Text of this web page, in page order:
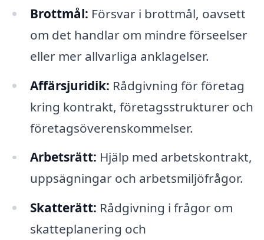
Brottmål: Försvar i brottmål, oavsett
om det handlar om mindre förseelser
eller mer allvarliga anklagelser.
Affärsjuridik: Rådgivning för företag
kring kontrakt, företagsstrukturer och
företagsöverenskommelser.
Arbetsrätt: Hjälp med arbetskontrakt,
uppsägningar och arbetsmiljöfrågor.
Skatterätt: Rådgivning i frågor om
skatteplanering och